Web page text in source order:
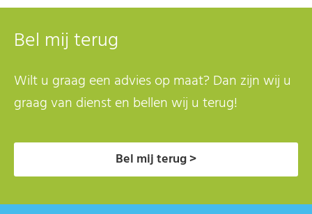
Bel mij terug
Wilt u graag een advies op maat? Dan zijn wij u
graag van dienst en bellen wij u terug!
Bel mij terug >